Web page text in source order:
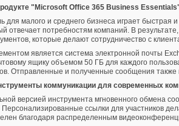
"Microsoft Office 365 Business
для малого и среднего бизнеса играет
отвечает потребностям компаний. В
которые делают сотрудничество с
является система электронной почты
ящику объемом 50 ГБ для каждого
Отправленные и полученные сообщения
коммуникации для современных
версией инструмента мгновенного обмена
ссылки для участников
благодаря распределенным